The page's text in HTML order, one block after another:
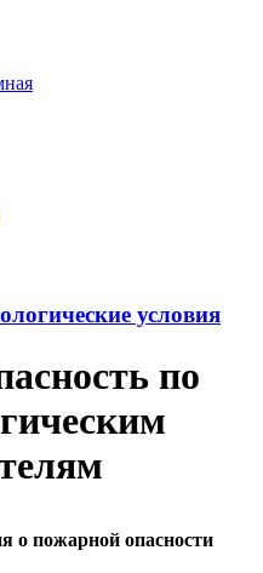
условия
по
о пожарной опасности